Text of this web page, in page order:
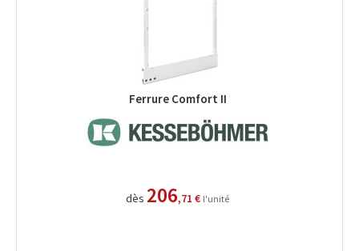
Ferrure Comfort II
dès 206,71 € l'unité